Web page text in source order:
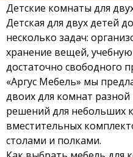
Детские комнаты для
Детская для двух детей
несколько задач:
хранение вещей,
достаточно свободного
«Аргус Мебель» мы
двоих для комнат
решений для небольших
вместительных
столами и полками.